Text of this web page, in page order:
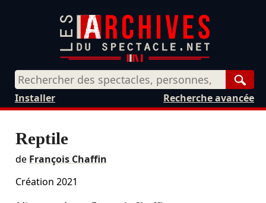
Recherche avancée
Installer
Reptile
de François Chaffin
Création 2021